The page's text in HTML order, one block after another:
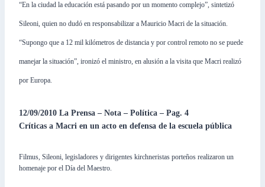
“En la ciudad la educación está pasando por un momento complejo”, sintetizó
Sileoni, quien no dudó en responsabilizar a Mauricio Macri de la situación.
“Supongo que a 12 mil kilómetros de distancia y por control remoto no se puede
manejar la situación”, ironizó el ministro, en alusión a la visita que Macri realizó
por Europa.
12/09/2010 La Prensa – Nota – Política – Pag. 4
Críticas a Macri en un acto en defensa de la escuela pública
Filmus, Sileoni, legisladores y dirigentes kirchneristas porteños realizaron un
homenaje por el Día del Maestro.